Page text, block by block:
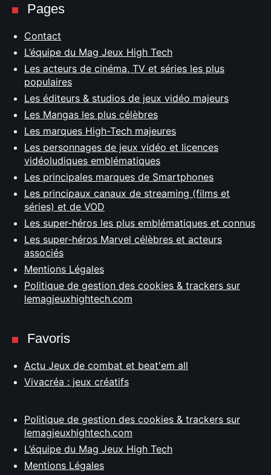
Pages
Contact
L’équipe du Mag Jeux High Tech
Les acteurs de cinéma, TV et séries les plus
populaires
Les éditeurs & studios de jeux vidéo majeurs
Les Mangas les plus célèbres
Les marques High-Tech majeures
Les personnages de jeux vidéo et licences
vidéoludiques emblématiques
Les principales marques de Smartphones
Les principaux canaux de streaming (films et
séries) et de VOD
Les super-héros les plus emblématiques et connus
Les super-héros Marvel célèbres et acteurs
associés
Mentions Légales
Politique de gestion des cookies & trackers sur
lemagjeuxhightech.com
Favoris
Actu Jeux de combat et beat'em all
Vivacréa : jeux créatifs
Politique de gestion des cookies & trackers sur
lemagjeuxhightech.com
L’équipe du Mag Jeux High Tech
Mentions Légales